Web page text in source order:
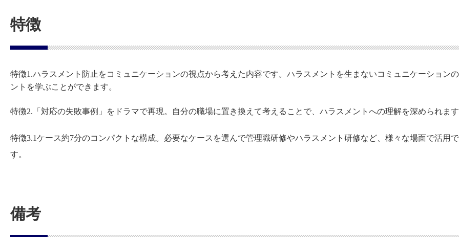
特徴
特徴1.ハラスメント防止をコミュニケーションの視点から考えた内容です。ハラスメントを生まないコミュニケーション
ントを学ぶことができます。
特徴2.「対応の失敗事例」をドラマで再現。自分の職場に置き換えて考えることで、ハラスメントへの理解を深められま
特徴3.1ケース約7分のコンパクトな構成。必要なケースを選んで管理職研修やハラスメント研修など、様々な場面で活用
す。
備考